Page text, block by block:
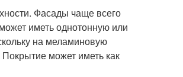
Фасады чаще всего
иметь однотонную или
на меламиновую
может иметь как